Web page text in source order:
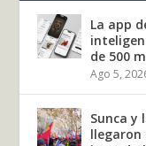
La app
de 500
Ago 5,
Sunca y
llegaron